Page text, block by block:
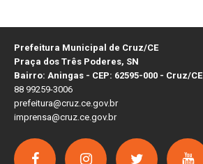
Prefeitura Municipal de Cruz/CE
Praça dos Três Poderes, SN
Bairro: Aningas - CEP: 62595-000 - Cruz/CE
88 99259-3006
prefeitura@cruz.ce.gov.br
imprensa@cruz.ce.gov.br